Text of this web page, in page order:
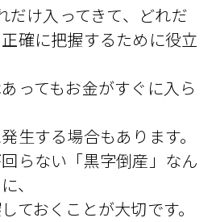
だけ入ってきて、どれだ
確に把握するために役立
ってもお金がすぐに入ら
生する場合もあります。
らない「黒字倒産」なん
、
ておくことが大切です。